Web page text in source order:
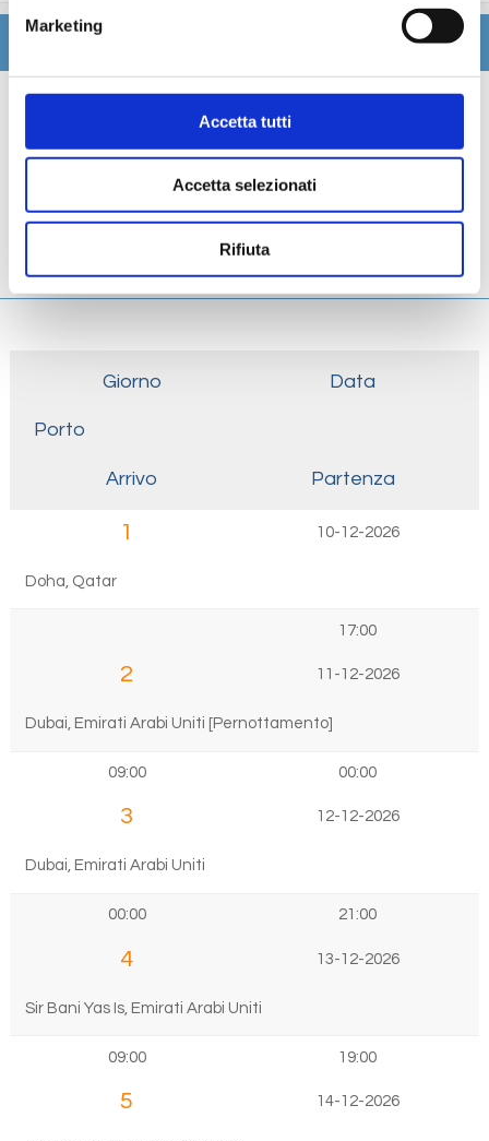
Marketing
Accetta tutti
Accetta selezionati
Rifiuta
Scheda tecnica
Galleria
Cabine
Ponti
Giorno Data
Porto
Arrivo Partenza
1 10-12-2026
Doha, Qatar
17:00
2 11-12-2026
Dubai, Emirati Arabi Uniti [Pernottamento]
09:00 00:00
3 12-12-2026
Dubai, Emirati Arabi Uniti
00:00 21:00
4 13-12-2026
Sir Bani Yas Is, Emirati Arabi Uniti
09:00 19:00
5 14-12-2026